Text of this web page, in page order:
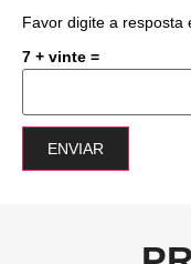
Favor digite a resposta
7 + vinte =